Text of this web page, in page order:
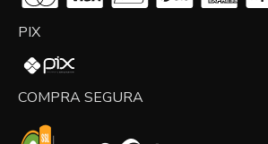
PIX
COMPRA SEGURA